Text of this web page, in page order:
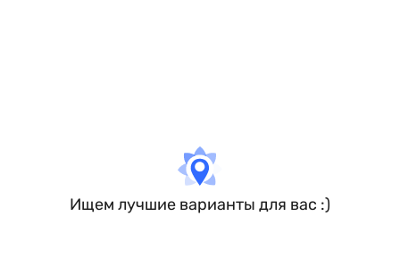
Ищем лучшие варианты для вас :)